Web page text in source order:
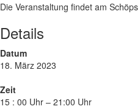
Die Veranstaltung findet am
Details
Datum
18. März 2023
Zeit
15 : 00 Uhr – 21:00 Uhr